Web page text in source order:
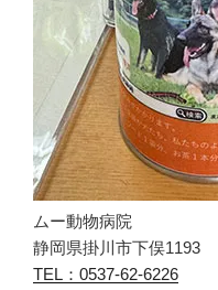
ムー動物病院
静岡県掛川市下俣1193
TEL：0537-62-6226